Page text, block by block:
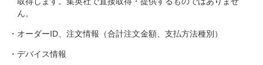
ん。
・オーダーID、注文情報（合計注文金額、支払方法種別）
・デバイス情報